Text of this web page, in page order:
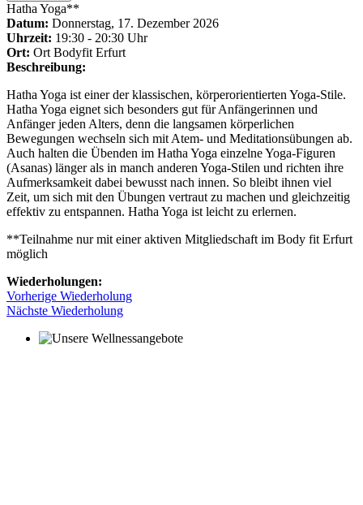
Hatha Yoga**
Datum: Donnerstag, 17. Dezember 2026
Uhrzeit: 19:30 - 20:30 Uhr
Ort: Ort Bodyfit Erfurt
Beschreibung:
Hatha Yoga ist einer der klassischen, körperorientierten Yoga-Stile.
Hatha Yoga eignet sich besonders gut für Anfängerinnen und
Anfänger jeden Alters, denn die langsamen körperlichen
Bewegungen wechseln sich mit Atem- und Meditationsübungen ab.
Auch halten die Übenden im Hatha Yoga einzelne Yoga-Figuren
(Asanas) länger als in manch anderen Yoga-Stilen und richten ihre
Aufmerksamkeit dabei bewusst nach innen. So bleibt ihnen viel
Zeit, um sich mit den Übungen vertraut zu machen und gleichzeitig
effektiv zu entspannen. Hatha Yoga ist leicht zu erlernen.
**Teilnahme nur mit einer aktiven Mitgliedschaft im Body fit Erfurt
möglich
Wiederholungen:
Vorherige Wiederholung
Nächste Wiederholung